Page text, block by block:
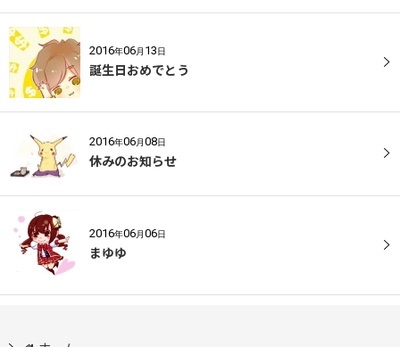
2016年06月 13日
誕生日おめでとう
2016年06月08日
休みのお知らせ
2016年06月06日
まゆゆ